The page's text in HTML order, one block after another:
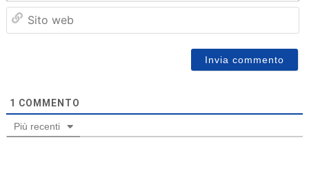
1 COMMENTO
Più recenti